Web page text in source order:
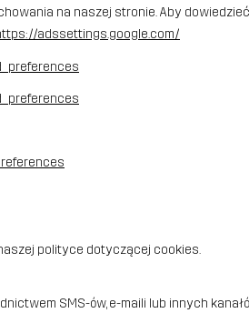
na naszej stronie. Aby
adssettings.google.com/
polityce dotyczącej cookies.
SMS-ów, e-maili lub innych